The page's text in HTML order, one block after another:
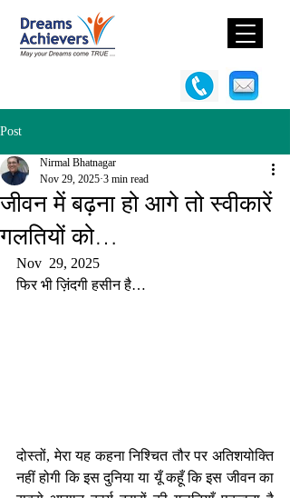
Post
जीवन में बढ़ना हो आगे तो स्वीकारें
गलतियों को…
Nirmal Bhatnagar
Nov 29, 2025 3 min read
Nov  29, 2025
फिर भी ज़िंदगी हसीन है…
दोस्तों, मेरा यह कहना निश्चित तौर पर अतिशयोक्ति
नहीं होगी कि इस दुनिया या यूँ कहूँ कि इस जीवन का